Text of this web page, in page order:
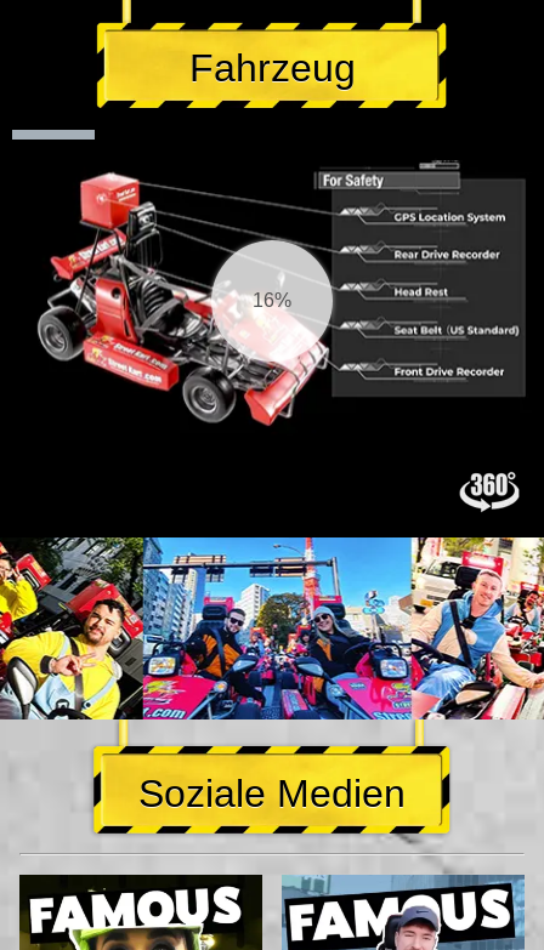
Fahrzeug
17%
Soziale Medien